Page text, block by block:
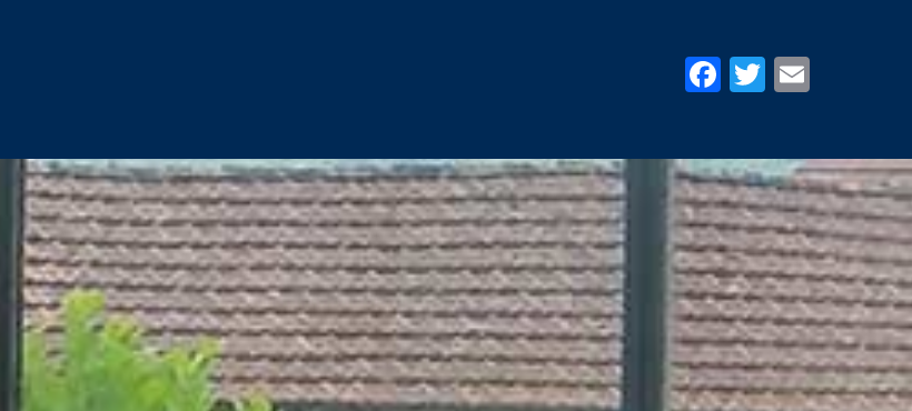
Facebook
Twitter